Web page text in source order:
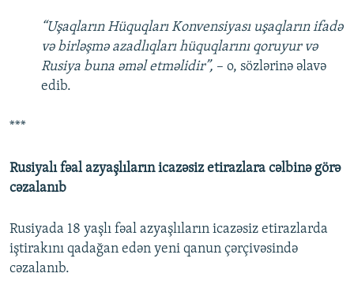
“Uşaqların Hüquqları Konvensiyası uşaqların ifadə
və birləşmə azadlıqları hüquqlarını qoruyur və
Rusiya buna əməl etməlidir”, – o, sözlərinə əlavə
edib.
***
Rusiyalı fəal azyaşlıların icazəsiz etirazlara cəlbinə görə
cəzalanıb
Rusiyada 18 yaşlı fəal azyaşlıların icazəsiz etirazlarda
iştirakını qadağan edən yeni qanun çərçivəsində
cəzalanıb.